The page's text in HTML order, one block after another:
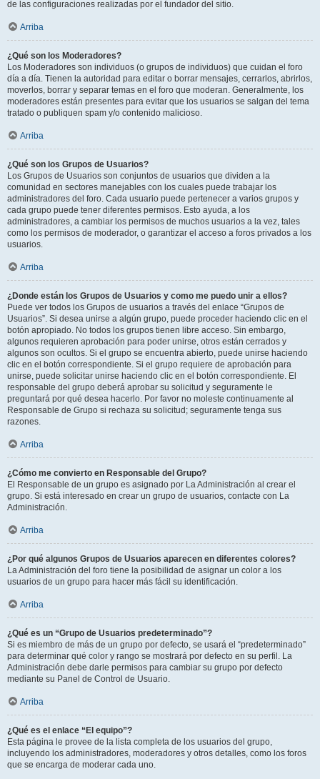
de las configuraciones realizadas por el fundador del sitio.
Arriba
¿Qué son los Moderadores?
Los Moderadores son individuos (o grupos de individuos) que cuidan el foro
día a día. Tienen la autoridad para editar o borrar mensajes, cerrarlos, abrirlos,
moverlos, borrar y separar temas en el foro que moderan. Generalmente, los
moderadores están presentes para evitar que los usuarios se salgan del tema
tratado o publiquen spam y/o contenido malicioso.
Arriba
¿Qué son los Grupos de Usuarios?
Los Grupos de Usuarios son conjuntos de usuarios que dividen a la
comunidad en sectores manejables con los cuales puede trabajar los
administradores del foro. Cada usuario puede pertenecer a varios grupos y
cada grupo puede tener diferentes permisos. Esto ayuda, a los
administradores, a cambiar los permisos de muchos usuarios a la vez, tales
como los permisos de moderador, o garantizar el acceso a foros privados a los
usuarios.
Arriba
¿Donde están los Grupos de Usuarios y como me puedo unir a ellos?
Puede ver todos los Grupos de usuarios a través del enlace “Grupos de
Usuarios”. Si desea unirse a algún grupo, puede proceder haciendo clic en el
botón apropiado. No todos los grupos tienen libre acceso. Sin embargo,
algunos requieren aprobación para poder unirse, otros están cerrados y
algunos son ocultos. Si el grupo se encuentra abierto, puede unirse haciendo
clic en el botón correspondiente. Si el grupo requiere de aprobación para
unirse, puede solicitar unirse haciendo clic en el botón correspondiente. El
responsable del grupo deberá aprobar su solicitud y seguramente le
preguntará por qué desea hacerlo. Por favor no moleste continuamente al
Responsable de Grupo si rechaza su solicitud; seguramente tenga sus
razones.
Arriba
¿Cómo me convierto en Responsable del Grupo?
El Responsable de un grupo es asignado por La Administración al crear el
grupo. Si está interesado en crear un grupo de usuarios, contacte con La
Administración.
Arriba
¿Por qué algunos Grupos de Usuarios aparecen en diferentes colores?
La Administración del foro tiene la posibilidad de asignar un color a los
usuarios de un grupo para hacer más fácil su identificación.
Arriba
¿Qué es un “Grupo de Usuarios predeterminado”?
Si es miembro de más de un grupo por defecto, se usará el “predeterminado”
para determinar qué color y rango se mostrará por defecto en su perfil. La
Administración debe darle permisos para cambiar su grupo por defecto
mediante su Panel de Control de Usuario.
Arriba
¿Qué es el enlace “El equipo”?
Esta página le provee de la lista completa de los usuarios del grupo,
incluyendo los administradores, moderadores y otros detalles, como los foros
que se encarga de moderar cada uno.